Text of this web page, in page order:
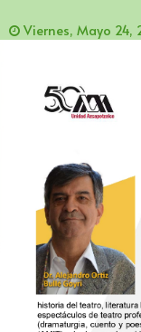
Viernes, Mayo 24,